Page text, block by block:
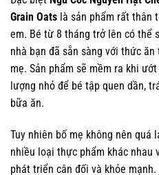
Grain Oats là sản phẩm rất thân
em. Bé từ 8 tháng trở lên có thể
nhà bạn đã sẵn sàng với thức
mẹ. Sản phẩm sẽ mềm ra khi
lượng nhỏ để bé tập quen dần,
bữa ăn.
Tuy nhiên bố mẹ không nên quá
nhiều loại thực phẩm khác nhau
phát triển cân đối và khỏe mạnh.